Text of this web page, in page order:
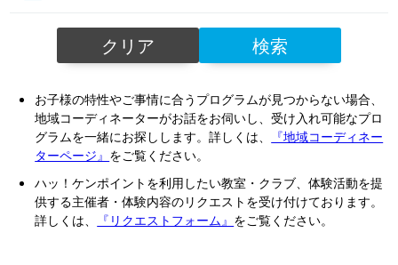
クリア 検索
お子様の特性やご事情に合うプログラムが見つからない場合、
地域コーディネーターがお話をお伺いし、受け入れ可能なプロ
グラムを一緒にお探しします。詳しくは、
『地域コーディネー
ターページ』 をご覧ください。
ハッ！ケンポイントを利用したい教室・クラブ、体験活動を提
供する主催者・体験内容のリクエストを受け付けております。
詳しくは、
『リクエストフォーム』 をご覧ください。